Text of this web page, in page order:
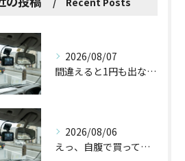
2026/08/07
間違えると1円も出ない！？ドラレコ補助金を使う前に知っておくべき3つの注意点
2026/08/06
えっ、自腹で買ってた！ドラレコやバックカメラの導入で国からお金が出るって本当？